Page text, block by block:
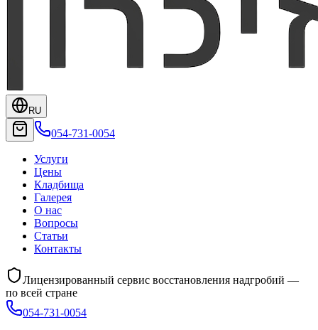
RU
054-731-0054
Услуги
Цены
Кладбища
Галерея
О нас
Вопросы
Статьи
Контакты
Лицензированный сервис восстановления надгробий —
по всей стране
054-731-0054